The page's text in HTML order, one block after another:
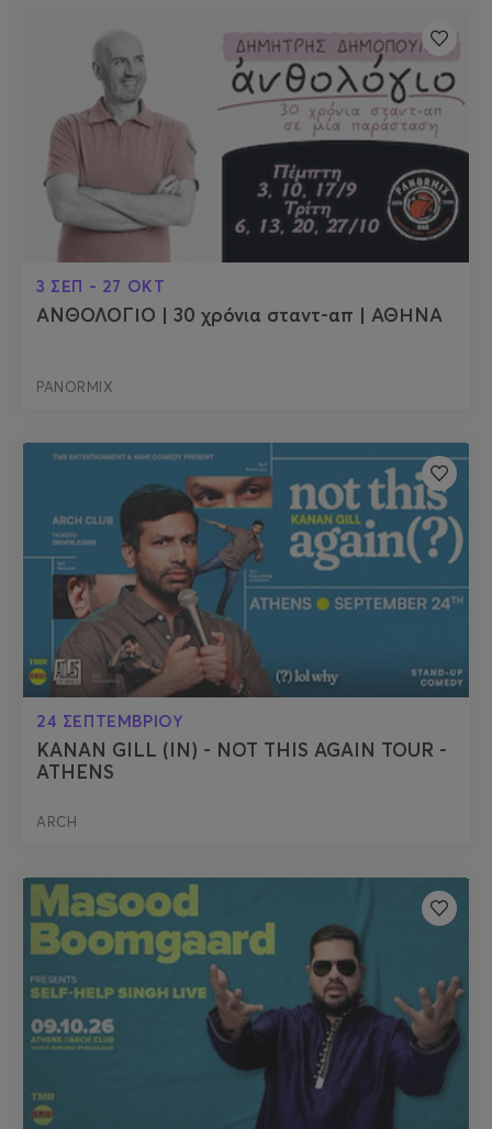
3 ΣΕΠ - 27 ΟΚΤ
ΑΝΘΟΛΟΓΙΟ | 30 χρόνια σταντ-απ | ΑΘΗΝΑ
PANORMIX
24 ΣΕΠΤΕΜΒΡΙΟΥ
KANAN GILL (IN) - NOT THIS AGAIN TOUR -
ATHENS
ARCH